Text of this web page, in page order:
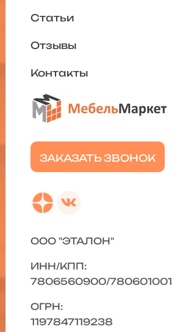
ЗАКАЗАТЬ ЗВОНОК
Статьи
Отзывы
Контакты
ООО "ЭТАЛОН"
ИНН/КПП:
7806560900/780601001
ОГРН:
1197847119238